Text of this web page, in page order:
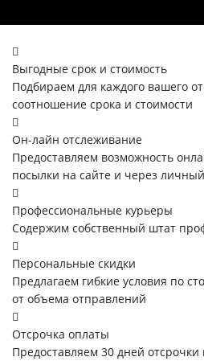
Выгодные срок и стоимость
Подбираем для каждого вашего
соотношение срока и стоимости
Он-лайн отслеживание
Предоставляем возможность
посылки на сайте и через
Профессиональные курьеры
Содержим собственный штат
Персональные скидки
Предлагаем гибкие условия по
от объема отправлений
Отсрочка оплаты
Предоставляем 30 дней